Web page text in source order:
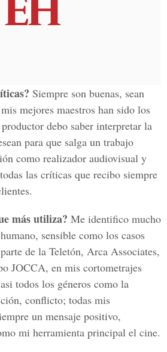
Siempre son buenas, sean
mejores maestros han sido los
debo saber interpretar la
para que salga un trabajo
como realizador audiovisual y
las críticas que recibo siempre
más utiliza? Me identifico mucho
sensible como los casos
de la Teletón, Arca Associates,
JOCCA, en mis cortometrajes
todos los géneros como la
conflicto; todas mis
un mensaje positivo,
mi herramienta principal el cine.